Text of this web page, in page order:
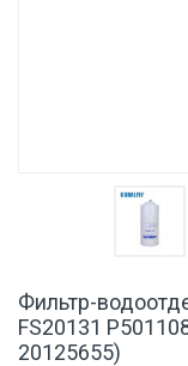
Фильтр-
FS20131
20125655)